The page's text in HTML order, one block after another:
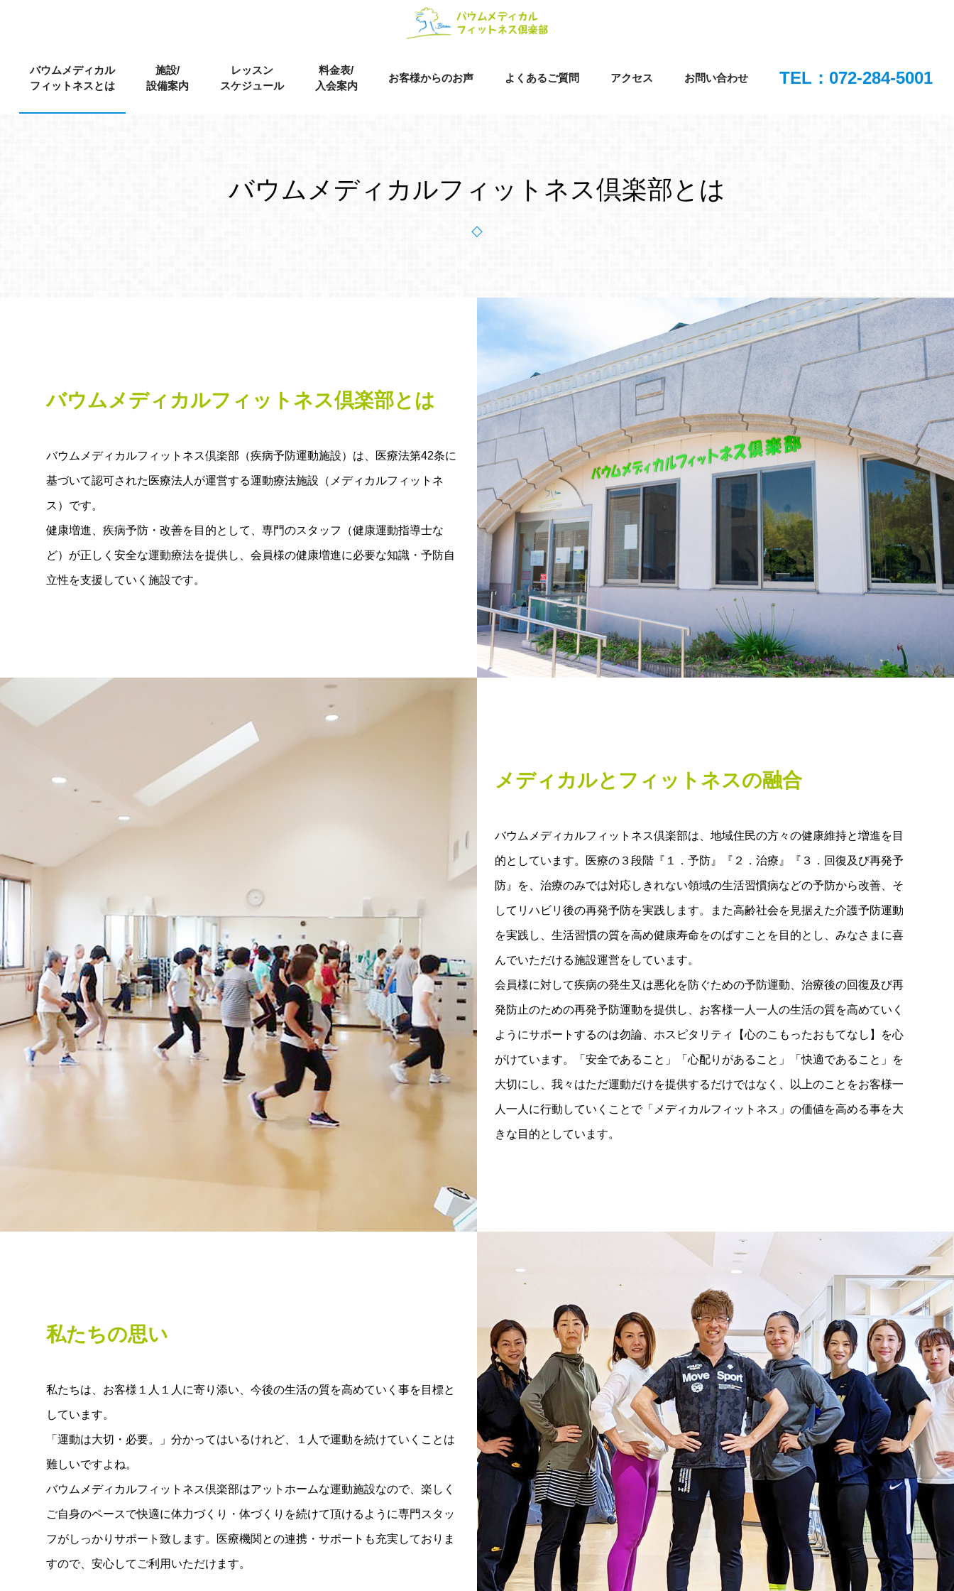
navigation
contentバウムメディカル
フィットネスとは
施設/
設備案内
レッスン
スケジュール
料金表/
入会案内
お客様からのお声 よくあるご質問 アクセス お問い合わせ TEL：072-284-5001
バウムメディカルフィットネス倶楽部とは
バウムメディカルフィットネス倶楽部とは
バウムメディカルフィットネス倶楽部（疾病予防運動施設）は、医療法第42条に
基づいて認可された医療法人が運営する運動療法施設（メディカルフィットネ
ス）です。
健康増進、疾病予防・改善を目的として、専門のスタッフ（健康運動指導士な
ど）が正しく安全な運動療法を提供し、会員様の健康増進に必要な知識・予防自
立性を支援していく施設です。
メディカルとフィットネスの融合
バウムメディカルフィットネス倶楽部は、地域住民の方々の健康維持と増進を目
的としています。医療の３段階『１．予防』『２．治療』『３．回復及び再発予
防』を、治療のみでは対応しきれない領域の生活習慣病などの予防から改善、そ
してリハビリ後の再発予防を実践します。また高齢社会を見据えた介護予防運動
を実践し、生活習慣の質を高め健康寿命をのばすことを目的とし、みなさまに喜
んでいただける施設運営をしています。
会員様に対して疾病の発生又は悪化を防ぐための予防運動、治療後の回復及び再
発防止のための再発予防運動を提供し、お客様一人一人の生活の質を高めていく
ようにサポートするのは勿論、ホスピタリティ【心のこもったおもてなし】を心
がけています。「安全であること」「心配りがあること」「快適であること」を
大切にし、我々はただ運動だけを提供するだけではなく、以上のことをお客様一
人一人に行動していくことで「メディカルフィットネス」の価値を高める事を大
きな目的としています。
私たちの思い
私たちは、お客様１人１人に寄り添い、今後の生活の質を高めていく事を目標と
しています。
「運動は大切・必要。」分かってはいるけれど、１人で運動を続けていくことは
難しいですよね。
バウムメディカルフィットネス倶楽部はアットホームな運動施設なので、楽しく
ご自身のペースで快適に体力づくり・体づくりを続けて頂けるように専門スタッ
フがしっかりサポート致します。医療機関との連携・サポートも充実しておりま
すので、安心してご利用いただけます。